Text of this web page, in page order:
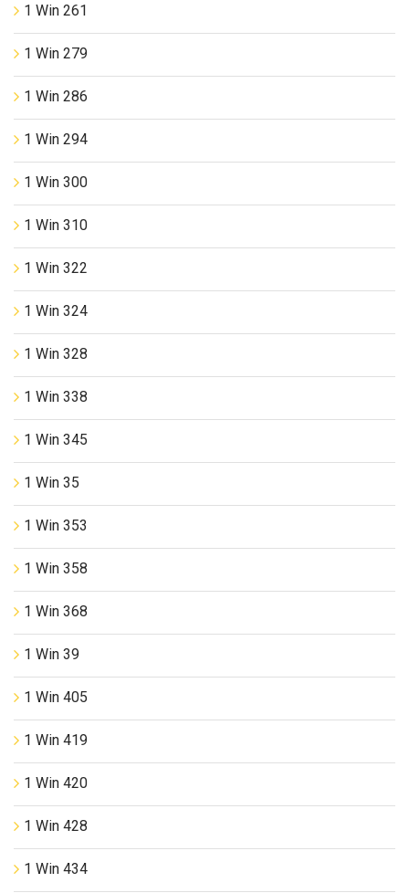
1 Win 261
1 Win 279
1 Win 286
1 Win 294
1 Win 300
1 Win 310
1 Win 322
1 Win 324
1 Win 328
1 Win 338
1 Win 345
1 Win 35
1 Win 353
1 Win 358
1 Win 368
1 Win 39
1 Win 405
1 Win 419
1 Win 420
1 Win 428
1 Win 434